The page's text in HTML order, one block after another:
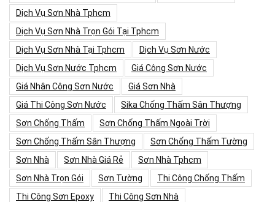
Dịch Vụ Sơn Nhà Tphcm
Dịch Vụ Sơn Nhà Trọn Gói Tại Tphcm
Dịch Vụ Sơn Nhà Tại Tphcm
Dịch Vụ Sơn Nước
Dịch Vụ Sơn Nước Tphcm
Giá Công Sơn Nước
Giá Nhân Công Sơn Nước
Giá Sơn Nhà
Giá Thi Công Sơn Nước
Sika Chống Thấm Sân Thượng
Sơn Chống Thấm
Sơn Chống Thấm Ngoài Trời
Sơn Chống Thấm Sân Thượng
Sơn Chống Thấm Tường
Sơn Nhà
Sơn Nhà Giá Rẻ
Sơn Nhà Tphcm
Sơn Nhà Trọn Gói
Sơn Tường
Thi Công Chống Thấm
Thi Công Sơn Epoxy
Thi Công Sơn Nhà